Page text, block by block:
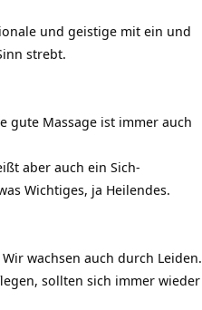
und geistige mit ein und
strebt.
gute Massage ist immer auch
aber auch ein Sich-
Wichtiges, ja Heilendes.
wachsen auch durch Leiden.
sollten sich immer wieder